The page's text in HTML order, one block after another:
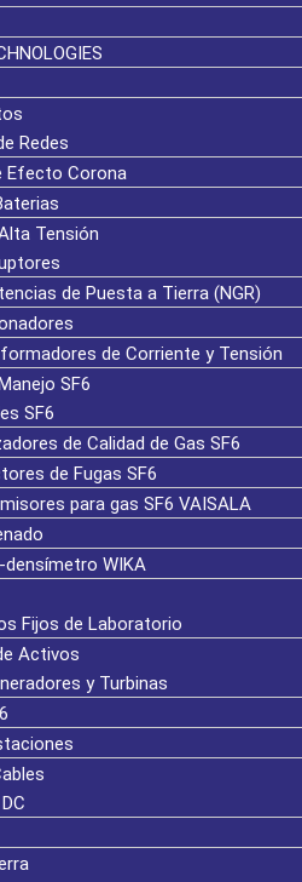
Redes
Efecto Corona
Tensión
de Puesta a Tierra (NGR)
de Corriente y Tensión
SF6
SF6
de Calidad de Gas SF6
de Fugas SF6
para gas SF6 VAISALA
densímetro WIKA
Fijos de Laboratorio
Activos
y Turbinas